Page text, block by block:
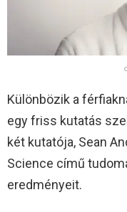
Különbözik a
egy friss kutatás
két kutatója, Sean
Science című
eredményeit.